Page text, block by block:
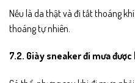
Nếu là da thật và đi tất thoáng
thoáng tự nhiên.
7.2. Giày sneaker đi mưa